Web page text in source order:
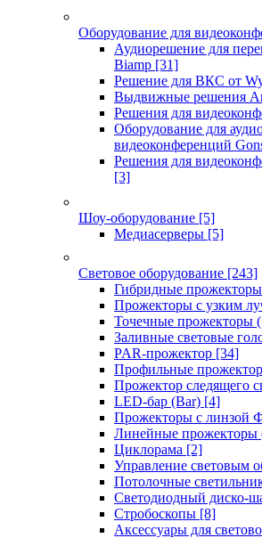
Оборудование для
Аудиорешение для
Biamp [31]
Решение для ВКС от
Выдвижные решения
Решения для
Оборудование для
видеоконференций
Решения для
[3]
Шоу-оборудование [5]
Медиасерверы [5]
Световое оборудование [243]
Гибридные прожекторы
Прожекторы с узким
Точечные прожекторы
Заливные световые
PAR-прожектор [34]
Профильные
Прожектор следящего
LED-бар (Bar) [4]
Прожекторы с линзой
Линейные прожекторы
Циклорама [2]
Управление световым
Потолочные
Светодиодный диско-
Стробоскопы [8]
Аксессуары для